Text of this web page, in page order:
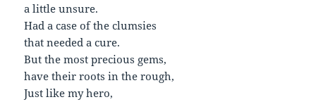
a little unsure.
Had a case of the clumsies
that needed a cure.
But the most precious gems,
have their roots in the rough,
Just like my hero,